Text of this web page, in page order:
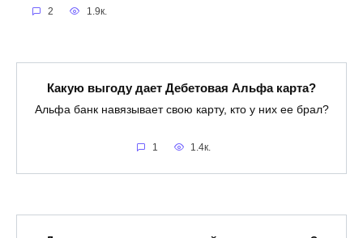
2 1.9к.
Какую выгоду дает Дебетовая Альфа карта?
Альфа банк навязывает свою карту, кто у них ее брал?
1 1.4к.